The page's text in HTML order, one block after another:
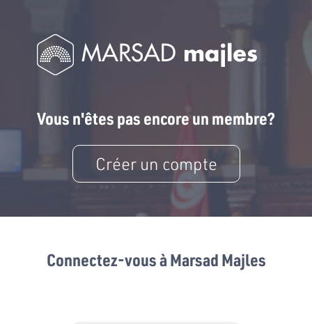
Vous n'êtes pas encore un membre?
Créer un compte
Connectez-vous à Marsad Majles